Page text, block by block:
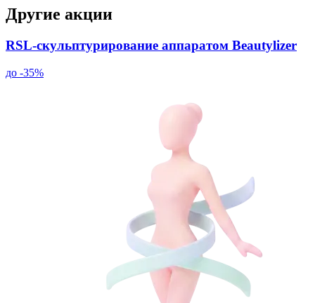
Другие акции
RSL-скульптурирование аппаратом Beautylizer
до -35%